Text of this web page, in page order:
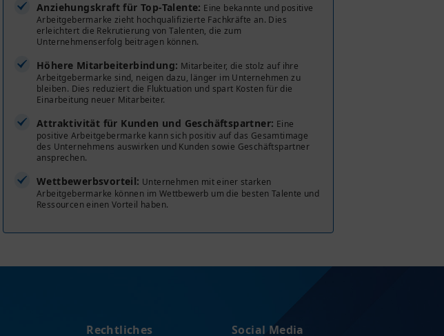
Anziehungskraft für Top-Talente: Eine bekannte und positive
Arbeitgebermarke zieht hochqualifizierte Fachkräfte an. Dies
erleichtert die Rekrutierung von Talenten, die zum
Unternehmenserfolg beitragen können.
Höhere Mitarbeiterbindung: Mitarbeiter, die stolz auf ihre
Arbeitgebermarke sind, neigen dazu, länger im Unternehmen zu
bleiben. Dies reduziert die Fluktuation und spart Kosten für die
Einarbeitung neuer Mitarbeiter.
Attraktivität für Kunden und Geschäftspartner: Eine
positive Arbeitgebermarke kann sich positiv auf das Gesamtimage
des Unternehmens auswirken und Kunden sowie Geschäftspartner
ansprechen.
Wettbewerbsvorteil: Unternehmen mit einer starken
Arbeitgebermarke können im Wettbewerb um die besten Talente und
Ressourcen einen Vorteil haben.
Rechtliches Social Media